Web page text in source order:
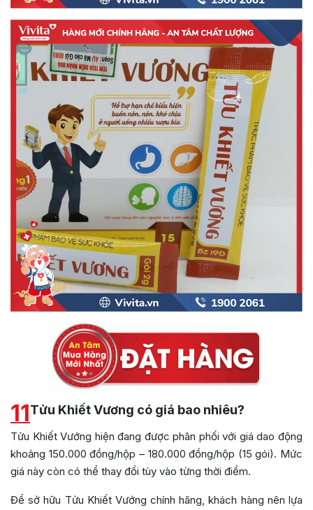
11Tửu Khiết Vương có giá bao nhiêu?
Tửu Khiết Vướng hiện đang được phân phối với giá dao động
khoảng 150.000 đồng/hộp – 180.000 đồng/hộp (15 gói). Mức
giá này còn có thể thay đổi tùy vào từng thời điểm.
Để sở hữu Tửu Khiết Vướng chính hãng, khách hàng nên lựa